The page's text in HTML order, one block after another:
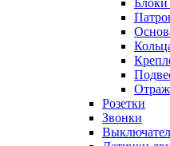
Блоки
Розетки
Звонки